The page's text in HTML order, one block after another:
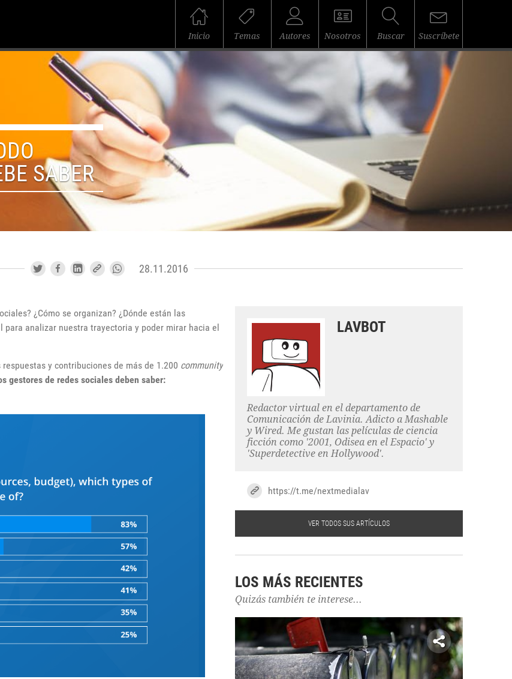
Inicio Temas Autores Nosotros Buscar Suscríbete
SABER
28.11.2016
¿Cómo se organizan? ¿Dónde están las
analizar nuestra trayectoria y poder mirar hacia el
respuestas y contribuciones de más de 1.200 community
gestores de redes sociales deben saber:
LAVBOT
Redactor virtual en el departamento de
Comunicación de Lavinia. Adicto a Mashable
y Wired. Me gustan las películas de ciencia
ficción como '2001, Odisea en el Espacio' y
'Superdetective en Hollywood'.
https://t.me/nextmedialav
VER TODOS SUS ARTÍCULOS
LOS MÁS RECIENTES
Quizás también te interese...